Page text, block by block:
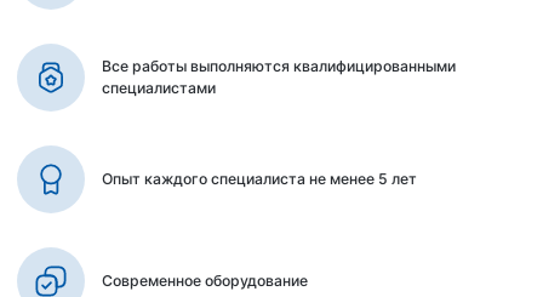
Все работы выполняются квалифицированными
специалистами
Опыт каждого специалиста не менее 5 лет
Современное оборудование